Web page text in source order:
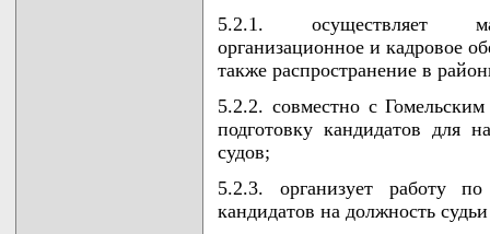
5.2.1. осуществляет
организационное и кадровое
также распространение в
5.2.2. совместно с
подготовку кандидатов для
судов;
5.2.3. организует работу
кандидатов на должность